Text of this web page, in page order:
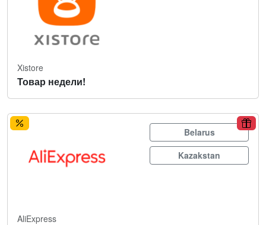
Xistore
Товар недели!
Belarus
Kazakstan
AliExpress